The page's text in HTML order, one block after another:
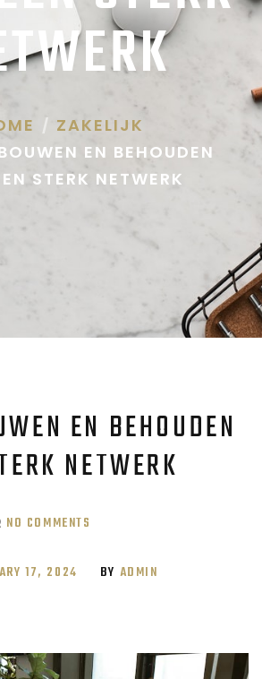
ZAKELIJK
EN BEHOUDEN
STERK NETWERK
EN BEHOUDEN
NETWERK
NO COMMENTS
OPBOUWEN
EEN
17, 2024 BY ADMIN